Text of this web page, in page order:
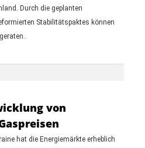
Durch die geplanten
Stabilitätspaktes können
von
hat die Energiemärkte erheblich